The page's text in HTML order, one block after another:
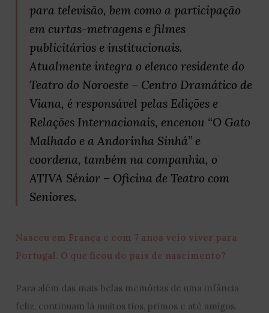
para televisão, bem como a participação
em curtas-metragens e filmes
publicitários e institucionais.
Atualmente integra o elenco residente do
Teatro do Noroeste – Centro Dramático de
Viana, é responsável pelas Edições e
Relações Internacionais, encenou “O Gato
Malhado e a Andorinha Sinhá” e
coordena, também na companhia, o
ATIVA Sénior – Oficina de Teatro com
Seniores.
Nasceu em França e com 7 anos veio viver para
Portugal. O que ficou do país de nascimento?
Para além das mais belas memórias de uma infância
feliz, continuam lá muitos tios, primos e até amigos.